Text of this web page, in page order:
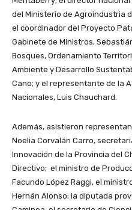
del Ministerio de Agroindustria
el coordinador del Proyecto
Gabinete de Ministros,
Bosques, Ordenamiento
Ambiente y Desarrollo
Cano; y el representante de la
Nacionales, Luis Chauchard.
Además, asistieron
Noelia Corvalán Carro,
Innovación de la Provincia del
Directivo; el ministro de
Facundo López Raggi, el
Hernán Alonso; la diputada